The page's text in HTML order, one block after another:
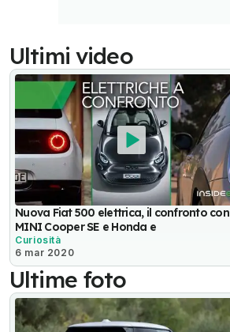
Ultimi video
Nuova Fiat 500 elettrica, il confronto con
MINI Cooper SE e Honda e
Curiosità
6 mar 2020
Ultime foto